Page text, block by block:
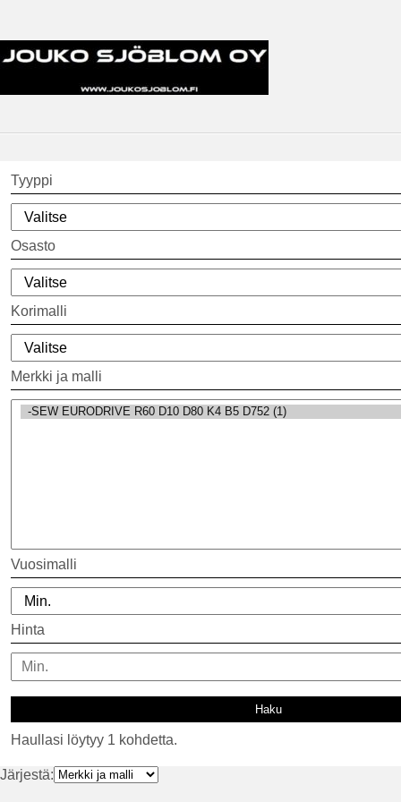
Tyyppi
Osasto
Korimalli
Merkki ja malli
Vuosimalli
Hinta
Haullasi löytyy 1 kohdetta.
Järjestä: